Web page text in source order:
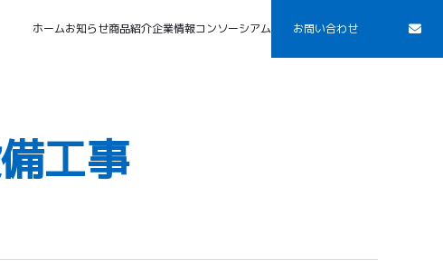
ホームお知らせ商品紹介企業情報コンソーシアム お問い合わせ
工事